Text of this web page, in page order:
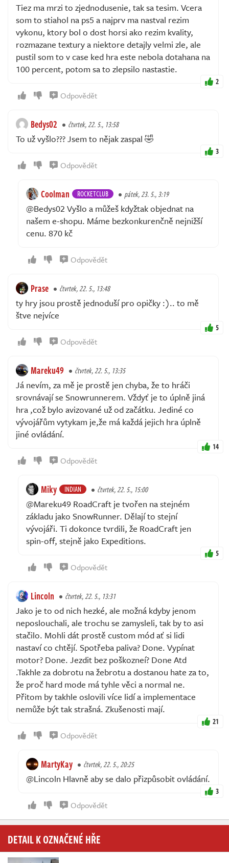
Tiez ma mrzi to zjednodusenie, tak sa tesim. Vcera
som to stiahol na ps5 a najprv ma nastval rezim
vykonu, ktory bol o dost horsi ako rezim kvality,
rozmazane textury a niektore detajly velmi zle, ale
pustil som to v case ked hra este nebola dotahana na
100 percent, potom sa to zlepsilo nastastie.
2
Odpovědět
Bedys02 čtvrtek, 22. 5., 13:58
To už vyšlo??? Jsem to nějak zaspal 🤣
3
Odpovědět
Coolman ROCKETCLUB pátek, 23. 5., 3:19
@Bedys02 Vyšlo a můžeš kdyžtak objednat na
našem e-shopu. Máme bezkonkurenčně nejnižší
cenu. 870 kč
Odpovědět
Prase čtvrtek, 22. 5., 13:48
ty hry jsou prostě jednoduší pro opičky :).. to mě
štve nejvíce
5
Odpovědět
Mareku49 čtvrtek, 22. 5., 13:35
Já nevím, za mě je prostě jen chyba, že to hráči
srovnávají se Snowrunnerem. Vždyť je to úplně jiná
hra ,což bylo avizované už od začátku. Jediné co
vývojářům vytykam je,že má každá jejich hra úplně
jiné ovládání.
14
Odpovědět
Miky INDIAN čtvrtek, 22. 5., 15:00
@Mareku49 RoadCraft je tvořen na stejném
základu jako SnowRunner. Dělají to stejní
vývojáři. Ti dokonce tvrdili, že RoadCraft jen
spin-off, stejně jako Expeditions.
5
Odpovědět
Lincoln čtvrtek, 22. 5., 13:31
Jako je to od nich hezké, ale možná kdyby jenom
neposlouchali, ale trochu se zamysleli, tak by to asi
stačilo. Mohli dát prostě custom mód ať si lidi
nastaví co chtějí. Spotřeba paliva? Done. Vypínat
motor? Done. Jezdit bez poškozneí? Done Atd
.Takhle za dobrotu na žebrotu a dostanou hate za to,
že proč hard mode má tyhle věci a normal ne.
Přitom by takhle oslovili více lidí a implementace
nemůže být tak strašná. Zkušenosti mají.
21
Odpovědět
MartyKay čtvrtek, 22. 5., 20:25
@Lincoln Hlavně aby se dalo přizpůsobit ovládání.
3
Odpovědět
DETAIL K OZNAČENÉ HŘE